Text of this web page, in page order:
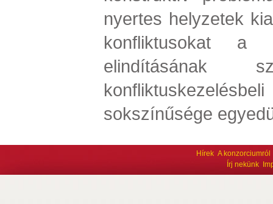
nyertes helyzetek
konfliktusokat a
elindításának
sokszínűsége
Hírek A konzorciumról
Írj nekünk